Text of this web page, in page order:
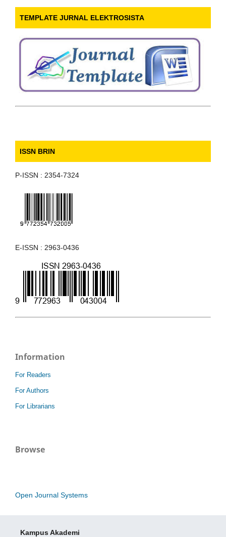
TEMPLATE JURNAL ELEKTROSISTA
ISSN BRIN
P-ISSN : 2354-7324
E-ISSN : 2963-0436
Information
For Readers
For Authors
For Librarians
Browse
Open Journal Systems
Kampus Akademi